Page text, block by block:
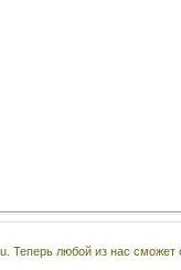
любой из нас сможет